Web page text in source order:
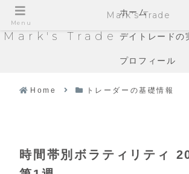
Mark's Trade
ホーム
デイトレードの
プロフィール
Home トレーダーの基礎情報
時間帯別ボラティリティ
Menu
Mark's Trade